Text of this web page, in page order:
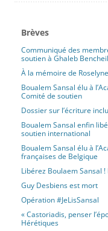
Brèves
Communiqué des
soutien à Ghaleb
À la mémoire de
Boualem Sansal élu à
Comité de soutien
Dossier sur l’écriture
Boualem Sansal enfin
soutien international
Boualem Sansal élu à
françaises de Belgique
Libérez Boulaem Sansal
Guy Desbiens est mort
Opération #JeLisSansal
« Castoriadis, penser
Hérétiques